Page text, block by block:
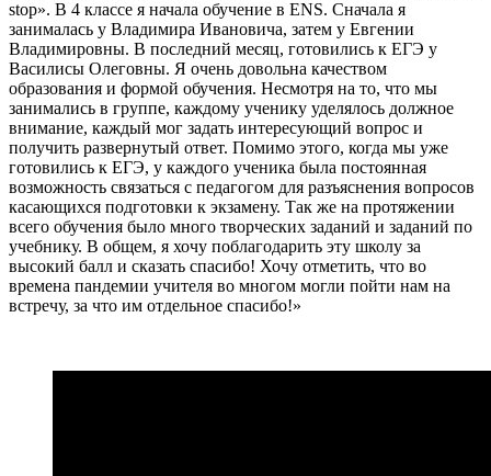
stop». В 4 классе я начала обучение в ENS. Сначала я
занималась у Владимира Ивановича, затем у Евгении
Владимировны. В последний месяц, готовились к ЕГЭ у
Василисы Олеговны. Я очень довольна качеством
образования и формой обучения. Несмотря на то, что мы
занимались в группе, каждому ученику уделялось должное
внимание, каждый мог задать интересующий вопрос и
получить развернутый ответ. Помимо этого, когда мы уже
готовились к ЕГЭ, у каждого ученика была постоянная
возможность связаться с педагогом для разъяснения вопросов
касающихся подготовки к экзамену. Так же на протяжении
всего обучения было много творческих заданий и заданий по
учебнику. В общем, я хочу поблагодарить эту школу за
высокий балл и сказать спасибо! Хочу отметить, что во
времена пандемии учителя во многом могли пойти нам на
встречу, за что им отдельное спасибо!»